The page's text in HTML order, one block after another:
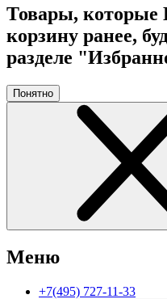
Товары, которые
корзину ранее,
разделе
Понятно
Меню
+7(495) 727-11-33